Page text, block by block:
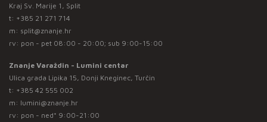
Kraj Sv. Marije 1, Split
t: +385 21 271 714
m: split@znanje.hr
rv: pon - pet 08:00 - 20:00; sub 9:00-15:00
Znanje Varaždin - Lumini centar
Ulica grada Lipika 15, Donji Kneginec, Turčin
t: +385 42 555 002
m: lumini@znanje.hr
rv: pon - ned* 9:00-21:00